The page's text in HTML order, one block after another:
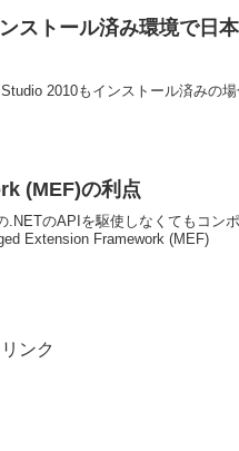
ストール済み環境で日
2010もインストール済みの
(MEF)の利点
.NETのAPIを駆使しなくてもコン
Extension Framework (MEF)
ンク